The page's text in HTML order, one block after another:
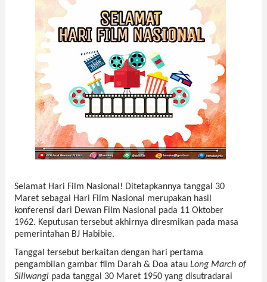
Selamat Hari Film Nasional! Ditetapkannya tanggal 30
Maret sebagai Hari Film Nasional merupakan hasil
konferensi dari Dewan Film Nasional pada 11 Oktober
1962. Keputusan tersebut akhirnya diresmikan pada masa
pemerintahan BJ Habibie.
Tanggal tersebut berkaitan dengan hari pertama
pengambilan gambar film Darah & Doa atau Long March of
Siliwangi pada tanggal 30 Maret 1950 yang disutradarai